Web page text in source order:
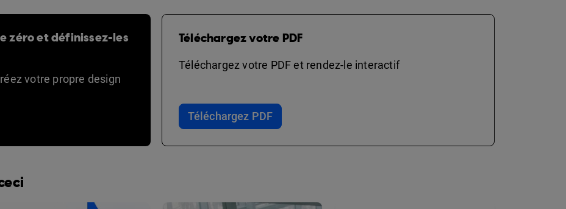
zéro et définissez-les
votre propre design
Téléchargez votre PDF
Téléchargez votre PDF et rendez-le interactif
Téléchargez PDF